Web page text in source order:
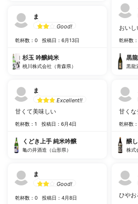
ま
Good!
乾杯数：0 投稿日：6月13日
杉玉 吟醸純米
桃川株式会社（青森県）
ま
Excellent!!
甘くて美味しい
乾杯数：1 投稿日：6月4日
くどき上手 純米吟醸
亀の井酒造（山形県）
ま
Good!
乾杯数：0 投稿日：4月8日
おいし
乾杯数
黒
黒龍
甘くな
乾杯数
醸
株式
ひやお